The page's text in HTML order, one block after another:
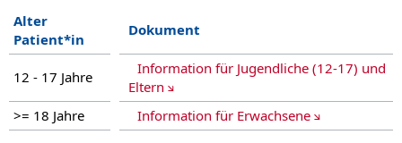
Alter
Patient*in
Dokument
12 - 17 Jahre
Information für Jugendliche (12-17) und
Eltern
>= 18 Jahre
Information für Erwachsene